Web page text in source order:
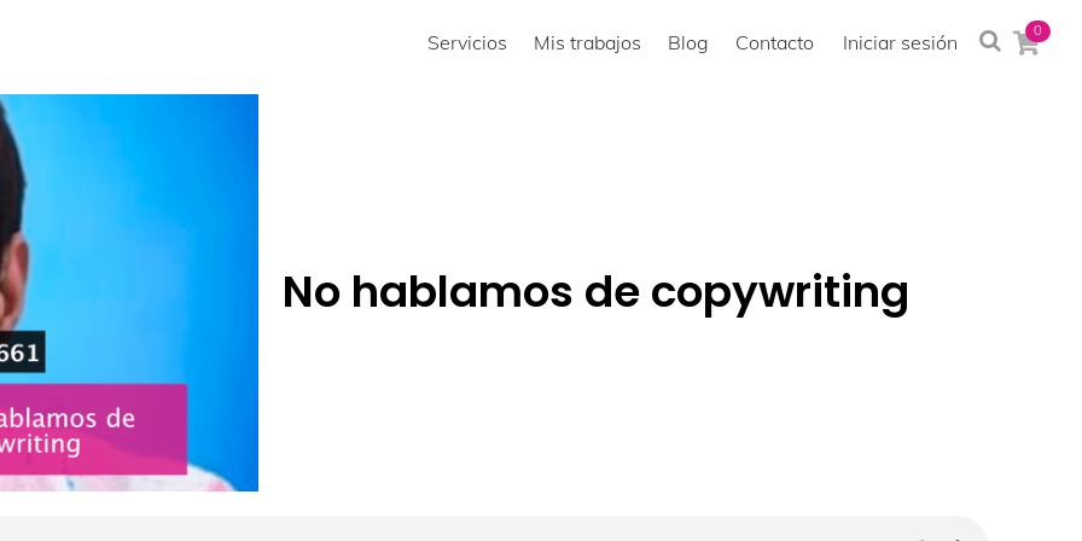
0
Servicios Mis trabajos Blog Contacto Iniciar sesión
No hablamos de copywriting